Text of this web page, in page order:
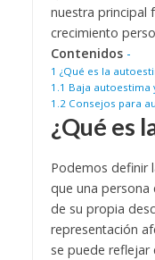
nuestra principal
crecimiento
Contenidos -
1 ¿Qué es la
1.1 Baja autoestima
1.2 Consejos para
¿Qué es
Podemos definir
que una persona
de su propia
representación
se puede reflejar